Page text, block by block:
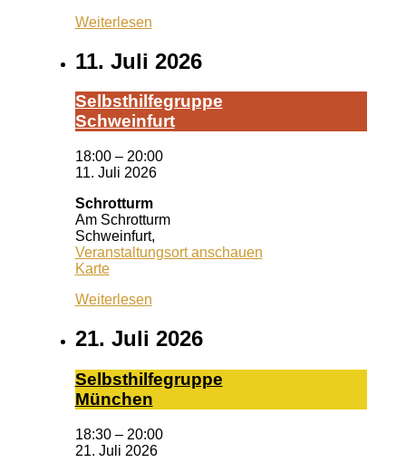
Weiterlesen
11. Juli 2026
Selbst­hil­fe­grup­pe
Schwein­furt
18:00 – 20:00
11. Juli 2026
Schrotturm
Am Schrotturm
Schweinfurt,
Veranstaltungsort anschauen
KarteSchrotturm
Weiterlesen
21. Juli 2026
Selbst­hil­fe­grup­pe
Mün­chen
18:30 – 20:00
21. Juli 2026